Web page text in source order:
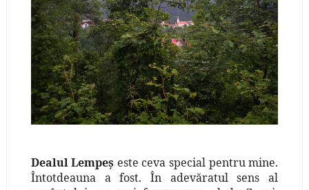
Dealul Lempeş este ceva special pentru mine.
Întotdeauna a fost. În adevăratul sens al